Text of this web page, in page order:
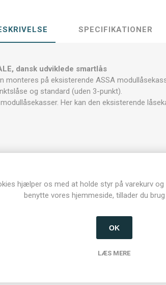
SPECIFIKATIONER
dansk udviklede smartlås
monteres på eksisterende ASSA
og standard (uden 3-punkt).
Her kan den eksisterende
Android og Apple Watch
hjælper os med at holde styr på varekurv
benytte vores hjemmeside, tillader du
OK
LÆS MERE